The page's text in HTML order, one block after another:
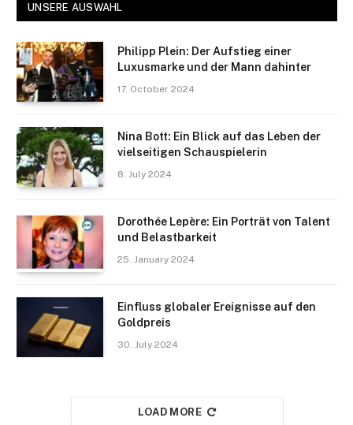
UNSERE AUSWAHL
Philipp Plein: Der Aufstieg einer
Luxusmarke und der Mann dahinter
17. October 2024
Nina Bott: Ein Blick auf das Leben der
vielseitigen Schauspielerin
8. July 2024
Dorothée Lepère: Ein Porträt von Talent
und Belastbarkeit
25. January 2024
Einfluss globaler Ereignisse auf den
Goldpreis
30. July 2024
LOAD MORE